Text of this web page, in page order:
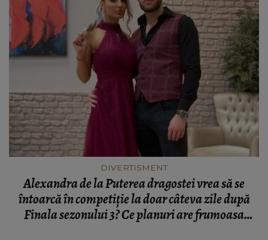
DIVERTISMENT
Alexandra de la Puterea dragostei vrea să se
întoarcă în competiție la doar câteva zile după
Finala sezonului 3? Ce planuri are frumoasa